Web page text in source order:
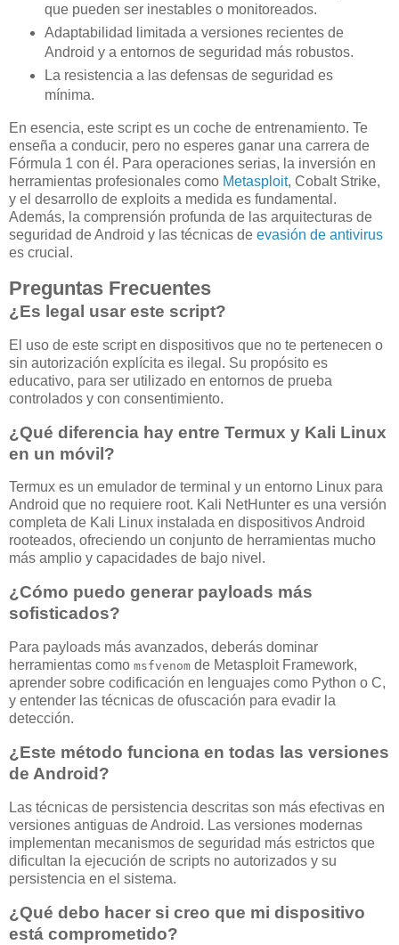
que pueden ser inestables o monitoreados.
Adaptabilidad limitada a versiones recientes de
Android y a entornos de seguridad más robustos.
La resistencia a las defensas de seguridad es
mínima.
En esencia, este script es un coche de entrenamiento. Te
enseña a conducir, pero no esperes ganar una carrera de
Fórmula 1 con él. Para operaciones serias, la inversión en
herramientas profesionales como Metasploit, Cobalt Strike,
y el desarrollo de exploits a medida es fundamental.
Además, la comprensión profunda de las arquitecturas de
seguridad de Android y las técnicas de evasión de antivirus
es crucial.
Preguntas Frecuentes
¿Es legal usar este script?
El uso de este script en dispositivos que no te pertenecen o
sin autorización explícita es ilegal. Su propósito es
educativo, para ser utilizado en entornos de prueba
controlados y con consentimiento.
¿Qué diferencia hay entre Termux y Kali Linux
en un móvil?
Termux es un emulador de terminal y un entorno Linux para
Android que no requiere root. Kali NetHunter es una versión
completa de Kali Linux instalada en dispositivos Android
rooteados, ofreciendo un conjunto de herramientas mucho
más amplio y capacidades de bajo nivel.
¿Cómo puedo generar payloads más
sofisticados?
Para payloads más avanzados, deberás dominar
herramientas como msfvenom de Metasploit Framework,
aprender sobre codificación en lenguajes como Python o C,
y entender las técnicas de ofuscación para evadir la
detección.
¿Este método funciona en todas las versiones
de Android?
Las técnicas de persistencia descritas son más efectivas en
versiones antiguas de Android. Las versiones modernas
implementan mecanismos de seguridad más estrictos que
dificultan la ejecución de scripts no autorizados y su
persistencia en el sistema.
¿Qué debo hacer si creo que mi dispositivo
está comprometido?